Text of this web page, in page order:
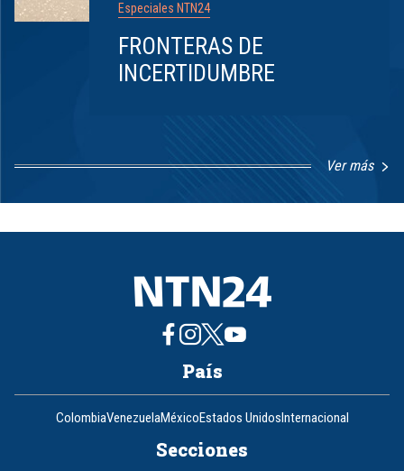
Especiales NTN24
FRONTERAS DE
INCERTIDUMBRE
Ver más
1
8
País
ColombiaVenezuelaMéxicoEstados UnidosInternacional
Secciones